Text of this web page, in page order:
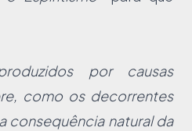
por causas
como os decorrentes
consequência natural da